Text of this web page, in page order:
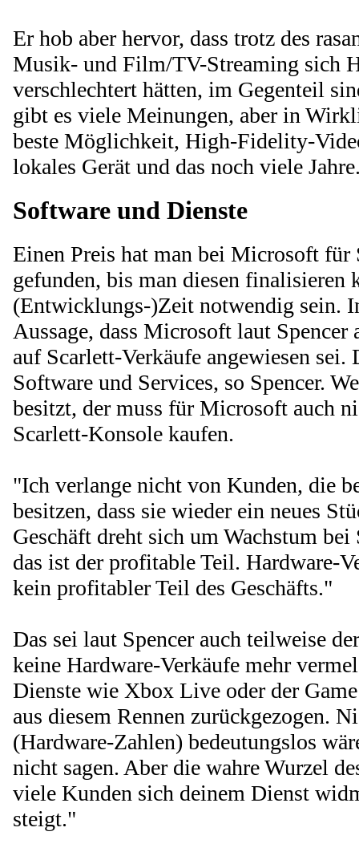
Er hob aber hervor, dass trotz des
Musik- und Film/TV-Streaming sich
verschlechtert hätten, im Gegenteil
gibt es viele Meinungen, aber in
beste Möglichkeit, High-Fidelity-
lokales Gerät und das noch viele
Software und Dienste
Einen Preis hat man bei Microsoft für
gefunden, bis man diesen finalisieren
(Entwicklungs-)Zeit notwendig sein.
Aussage, dass Microsoft laut
auf Scarlett-Verkäufe angewiesen sei.
Software und Services, so Spencer.
besitzt, der muss für Microsoft auch
Scarlett-Konsole kaufen.
"Ich verlange nicht von Kunden, die
besitzen, dass sie wieder ein neues
Geschäft dreht sich um Wachstum
das ist der profitable Teil. Hardware-
kein profitabler Teil des Geschäfts."
Das sei laut Spencer auch teilweise
keine Hardware-Verkäufe mehr
Dienste wie Xbox Live oder der
aus diesem Rennen zurückgezogen.
(Hardware-Zahlen) bedeutungslos
nicht sagen. Aber die wahre Wurzel
viele Kunden sich deinem Dienst
steigt."